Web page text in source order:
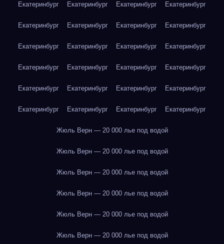
Екатеринбург Екатеринбург Екатеринбург Екатеринбург
Екатеринбург Екатеринбург Екатеринбург Екатеринбург
Екатеринбург Екатеринбург Екатеринбург Екатеринбург
Екатеринбург Екатеринбург Екатеринбург Екатеринбург
Екатеринбург Екатеринбург Екатеринбург Екатеринбург
Екатеринбург Екатеринбург Екатеринбург Екатеринбург
Жюль Верн — 20 000 лье под водой
Жюль Верн — 20 000 лье под водой
Жюль Верн — 20 000 лье под водой
Жюль Верн — 20 000 лье под водой
Жюль Верн — 20 000 лье под водой
Жюль Верн — 20 000 лье под водой